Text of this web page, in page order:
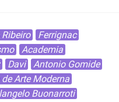
Ferrignac
Academia
Davi
Antonio Gomide
Arte Moderna
Buonarroti